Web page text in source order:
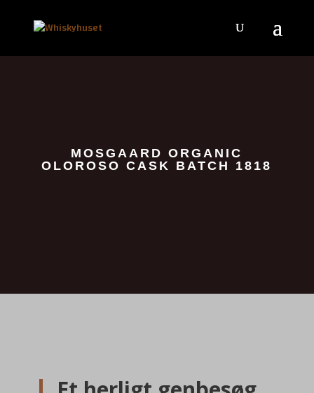
MOSGAARD ORGANIC
OLOROSO CASK BATCH 1818